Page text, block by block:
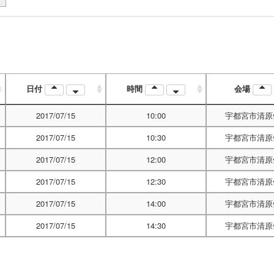
日付 時間 会場
2017/07/15 10:00 宇都宮市清
2017/07/15 10:30 宇都宮市清
2017/07/15 12:00 宇都宮市清
2017/07/15 12:30 宇都宮市清
2017/07/15 14:00 宇都宮市清
2017/07/15 14:30 宇都宮市清